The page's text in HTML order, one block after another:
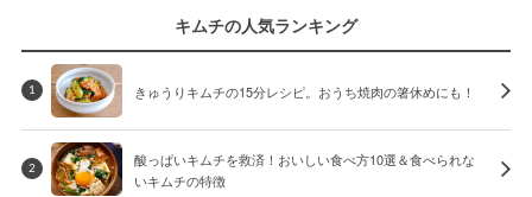
キムチの人気ランキング
1 きゅうりキムチの15分レシピ。おうち焼肉の箸休めにも！
2
酸っぱいキムチを救済！おいしい食べ方10選＆食べられな
いキムチの特徴